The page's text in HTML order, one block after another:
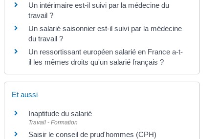
Un intérimaire est-il suivi par la médecine du
travail ?
Un salarié saisonnier est-il suivi par la médecine
du travail ?
Un ressortissant européen salarié en France a-t-
il les mêmes droits qu'un salarié français ?
Et aussi
Inaptitude du salarié
Travail - Formation
Saisir le conseil de prud'hommes (CPH)